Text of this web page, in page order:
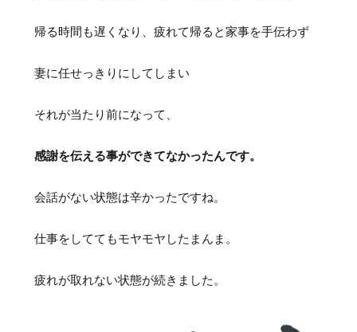
帰る時間も遅くなり、疲れて帰ると家事を手伝わず
妻に任せっきりにしてしまい
それが当たり前になって、
感謝を伝える事ができてなかったんです。
会話がない状態は辛かったですね。
仕事をしててもモヤモヤしたまんま。
疲れが取れない状態が続きました。